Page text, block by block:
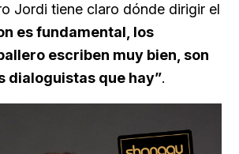
Jordi tiene claro dónde dirigir el
es fundamental, los
escriben muy bien, son
dialoguistas que hay”.